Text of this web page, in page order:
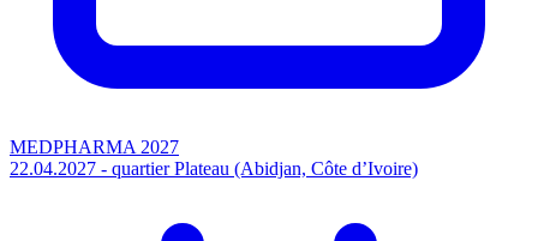
MEDPHARMA 2027
22.04.2027 - quartier Plateau (Abidjan, Côte d’Ivoire)